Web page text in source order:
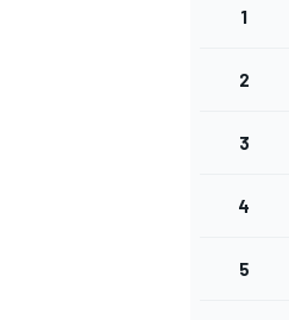
1
2
3
4
5